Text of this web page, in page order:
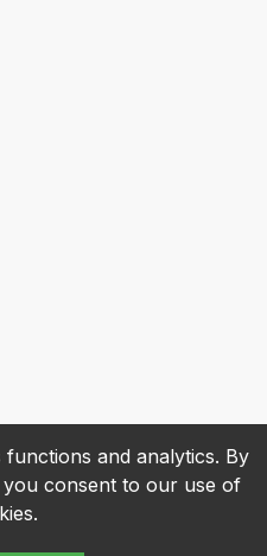
and analytics. By
consent to our use of